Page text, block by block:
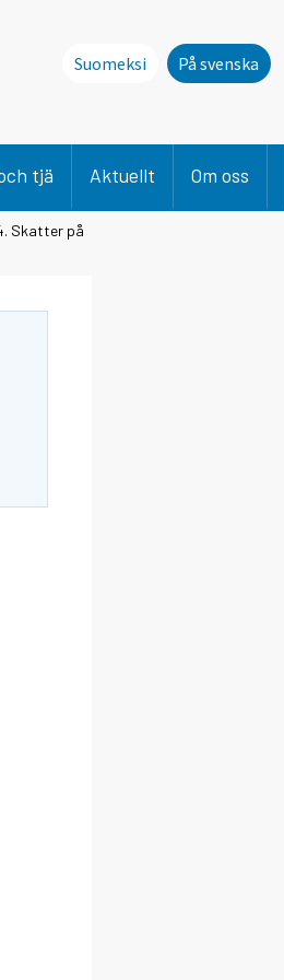
Suomeksi På svenska
tjä Aktuellt Om oss
Skatter på